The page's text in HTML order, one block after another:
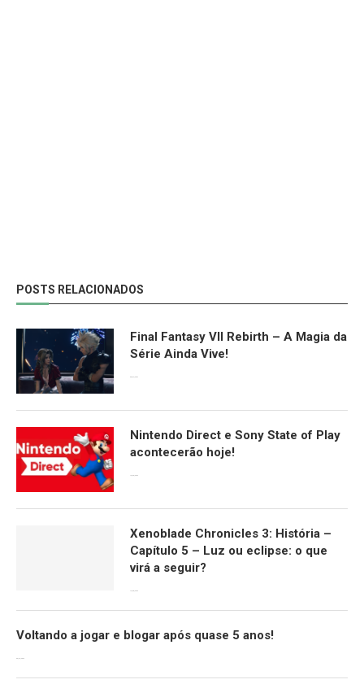
POSTS RELACIONADOS
Final Fantasy VII Rebirth – A Magia da
Série Ainda Vive!
Nintendo Direct e Sony State of Play
acontecerão hoje!
Xenoblade Chronicles 3: História –
Capítulo 5 – Luz ou eclipse: o que
virá a seguir?
Voltando a jogar e blogar após quase 5 anos!